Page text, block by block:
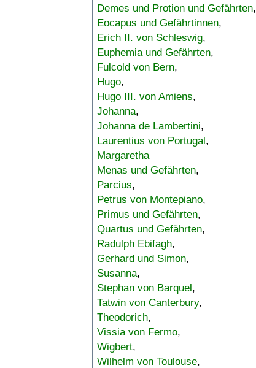
Demes und Protion und Gefährten,
Eocapus und Gefährtinnen,
Erich II. von Schleswig,
Euphemia und Gefährten,
Fulcold von Bern,
Hugo,
Hugo III. von Amiens,
Johanna,
Johanna de Lambertini,
Laurentius von Portugal,
Margaretha
Menas und Gefährten,
Parcius,
Petrus von Montepiano,
Primus und Gefährten,
Quartus und Gefährten,
Radulph Ebifagh,
Gerhard und Simon,
Susanna,
Stephan von Barquel,
Tatwin von Canterbury,
Theodorich,
Vissia von Fermo,
Wigbert,
Wilhelm von Toulouse,